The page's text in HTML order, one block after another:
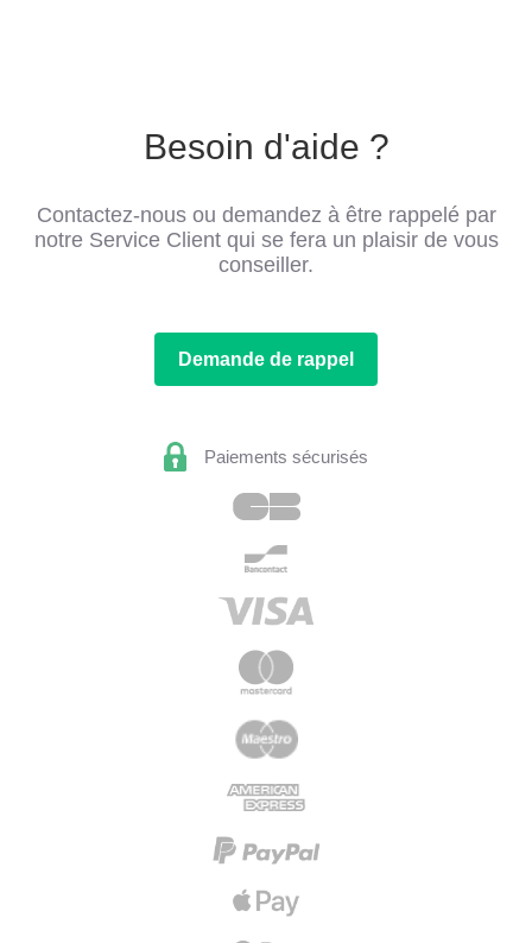
Besoin d'aide ?
Contactez-nous ou demandez à être rappelé par
notre Service Client qui se fera un plaisir de vous
conseiller.
Demande de rappel
Paiements sécurisés